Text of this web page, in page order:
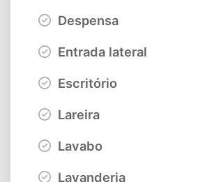
Despensa
Entrada lateral
Escritório
Lareira
Lavabo
Lavanderia